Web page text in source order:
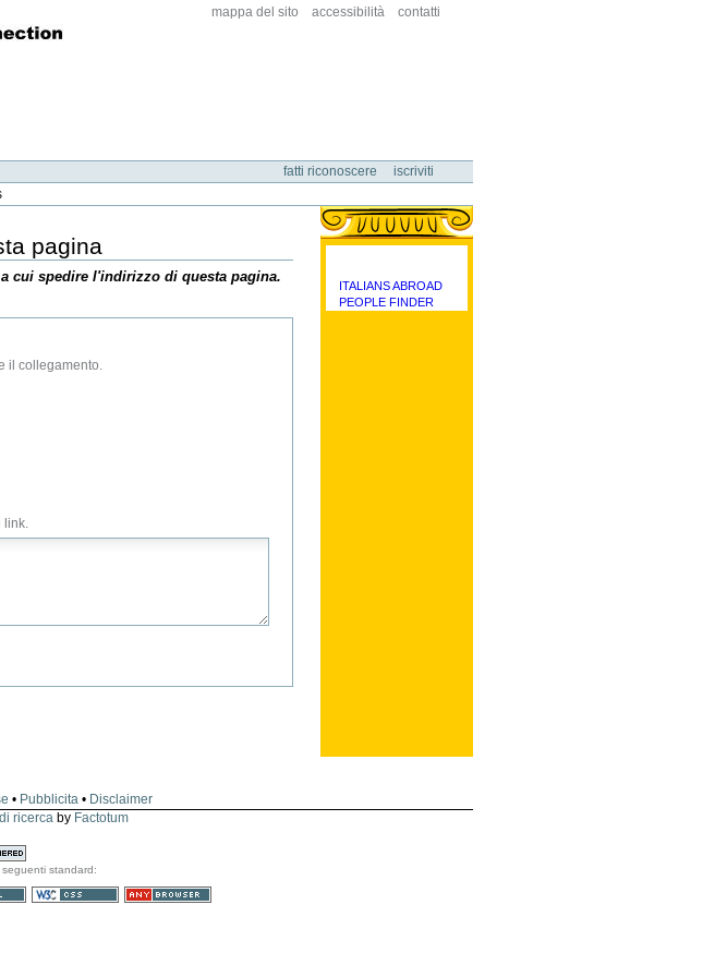
mappa del sito accessibilità contatti
fatti riconoscere
iscriviti
pagina
cui spedire l'indirizzo di questa pagina.
il collegamento.
link.
categorie
ITALIANS ABROAD
PEOPLE FINDER
• Pubblicita • Disclaimer
ricerca by Factotum
standard: